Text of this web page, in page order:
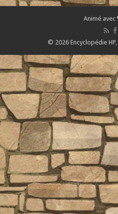
Animé avec
© 2026 Encyclopédie HP,